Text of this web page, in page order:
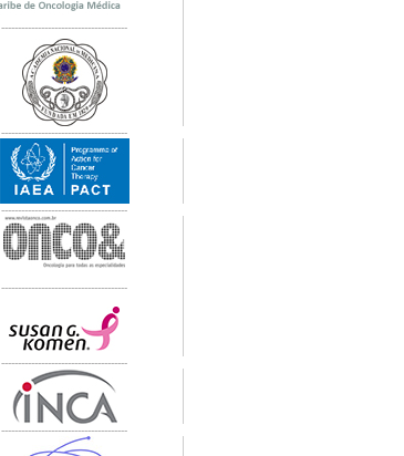
--------------------------------------
--------------------------------------
--------------------------------------
--------------------------------------
--------------------------------------
--------------------------------------